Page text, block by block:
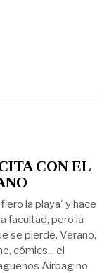
CON EL
la playa' y hace
facultad, pero la
se pierde. Verano,
cómics... el
Airbag no